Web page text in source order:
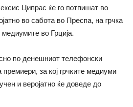
Ципрас ќе го потпишат во
во сабота во Преспа, на грчка
медиумите во Грција.
по денешниот телефонски
премиери, за кој грчките медиуми
и веројатно ќе доведе до